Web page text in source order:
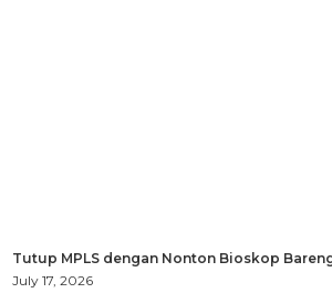
Tutup MPLS dengan Nonton Bioskop
July 17, 2026